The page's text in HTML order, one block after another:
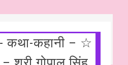
कथा-कहानी – ☆